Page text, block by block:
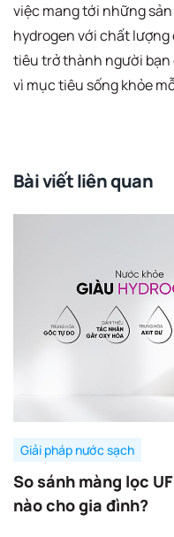
việc mang tới những
hydrogen với chất lượng
tiêu trở thành người bạn
vì mục tiêu sống khỏe
Bài viết liên quan
Giải pháp nước sạch
So sánh màng lọc
nào cho gia đình?